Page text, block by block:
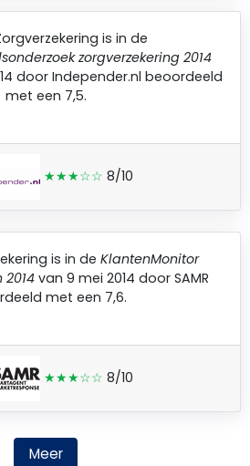
is in de
zorgverzekering 2014
door Independer.nl beoordeeld
met een 7,5.
★★★☆☆ 8/10
is in de KlantenMonitor
van 9 mei 2014 door SAMR
met een 7,6.
★★★☆☆ 8/10
Meer